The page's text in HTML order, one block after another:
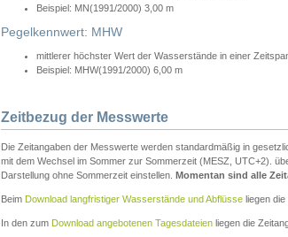
Beispiel: MN(1991/2000) 3,00 m
Pegelkennwert: MHW
mittlerer höchster Wert der Wasserstände in einer
Beispiel: MHW(1991/2000) 6,00 m
Zeitbezug der Messwerte
Die Zeitangaben der Messwerte werden standardmäßig in
mit dem Wechsel im Sommer zur Sommerzeit (MESZ, UTC+2).
Darstellung ohne Sommerzeit einstellen. Momentan sind alle
Beim Download langfristiger Wasserstände und Abflüsse liegen
In den zum Download angebotenen Tagesdateien liegen die